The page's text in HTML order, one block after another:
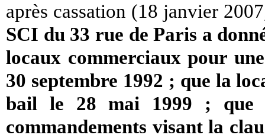
après cassation (18 janvier
SCI du 33 rue de Paris a
locaux commerciaux pour
30 septembre 1992 ; que la
bail le 28 mai 1999 ; que
commandements visant la